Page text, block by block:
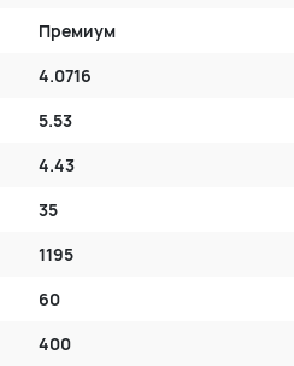
Премиум
4.0716
5.53
4.43
35
1195
60
400